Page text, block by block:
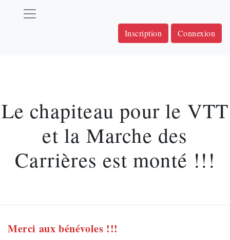
Inscription Connexion
Le chapiteau pour le VTT
et la Marche des
Carrières est monté !!!
Merci aux bénévoles !!!